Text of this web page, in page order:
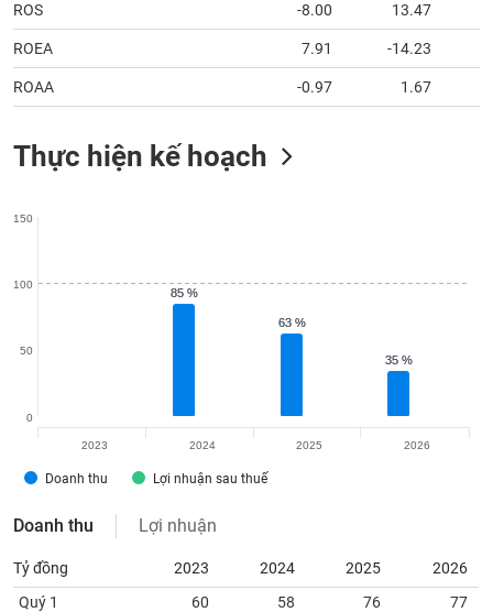
ROS -8.00 13.47
ROEA 7.91 -14.23
ROAA -0.97 1.67
Thực hiện kế hoạch
85 %
85 %
63 %
63 %
35 %
35 %
Doanh thu Lợi nhuận sau thuế
0
50
100
150
2023 2024 2025 2026
Doanh thu Lợi nhuận
Tỷ đồng 2023 2024 2025
2026
Quý 1
60 58 76 77